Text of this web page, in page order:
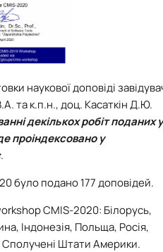
наукової доповіді
та к.п.н., доц. Касаткін Д.Ю.
декількох робіт поданих у
проіндексовано у
.
було подано 177 доповідей.
CMIS-2020: Білорусь,
Індонезія, Польща, Росія,
Сполучені Штати Америки.